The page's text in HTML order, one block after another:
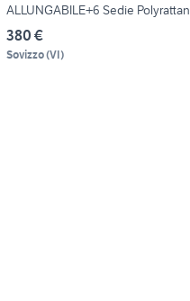
ALLUNGABILE+6 Sedie Polyrattan
380 €
Sovizzo(VI)